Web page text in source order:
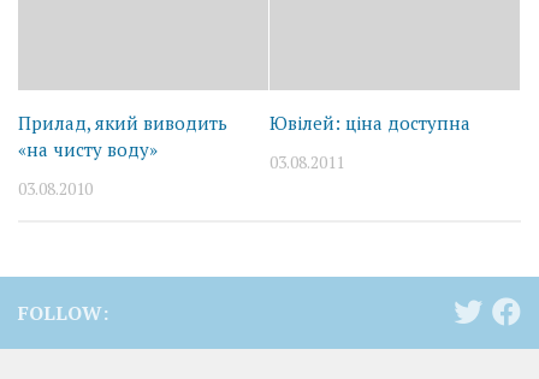
Прилад, який виводить
«на чисту воду»
03.08.2010
Ювілей: ціна доступна
03.08.2011
FOLLOW: